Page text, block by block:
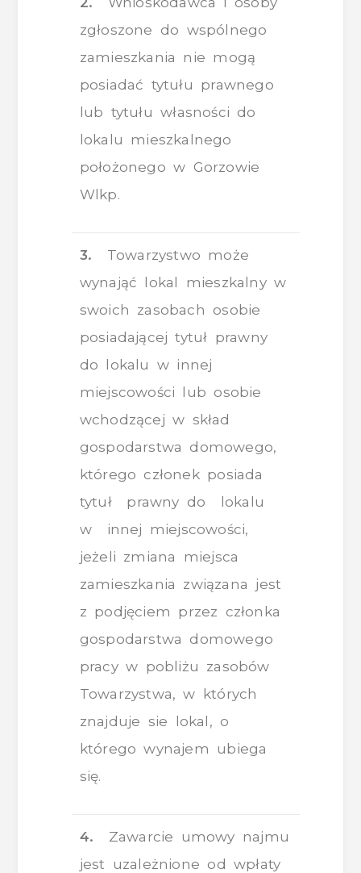
zgłoszone do wspólnego
zamieszkania nie mogą
posiadać tytułu prawnego
lub tytułu własności do
lokalu mieszkalnego
położonego w Gorzowie
Wlkp.
3. Towarzystwo może
wynająć lokal mieszkalny w
swoich zasobach osobie
posiadającej tytuł prawny
do lokalu w innej
miejscowości lub osobie
wchodzącej w skład
gospodarstwa domowego,
którego członek posiada
tytuł prawny do lokalu
w innej miejscowości,
jeżeli zmiana miejsca
zamieszkania związana jest
z podjęciem przez członka
gospodarstwa domowego
pracy w pobliżu zasobów
Towarzystwa, w których
znajduje sie lokal, o
którego wynajem ubiega
się.
4. Zawarcie umowy najmu
jest uzależnione od wpłaty